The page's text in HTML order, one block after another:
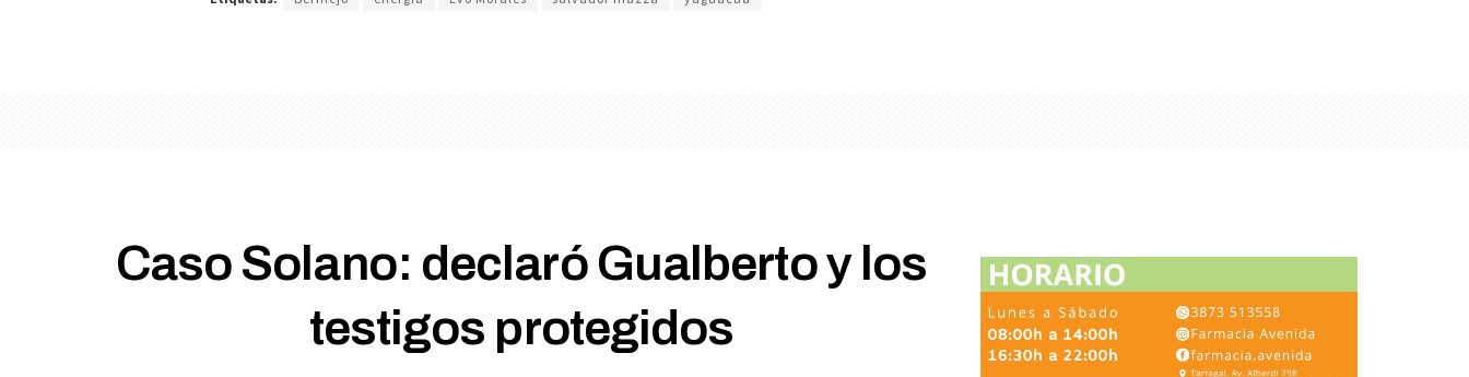
Caso Solano: declaró Gualberto y los
testigos protegidos